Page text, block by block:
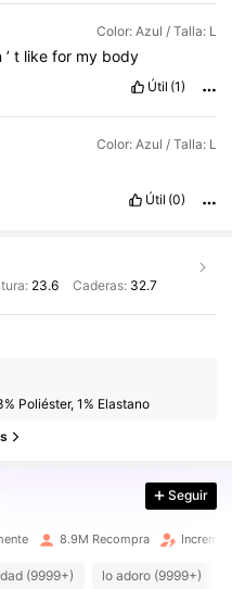
Color: Azul / Talla: L
’ t like for my body
Útil (1)
Color: Azul / Talla: L
Útil (0)
23.6 Caderas: 32.7
Poliéster, 1% Elastano
Seguir
8.9M Recompra
(9999+) lo adoro (9999+)